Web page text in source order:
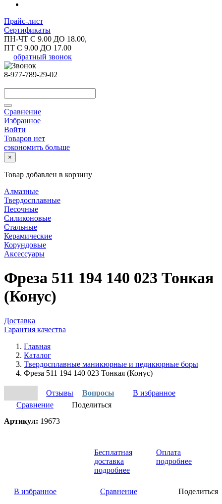
Прайс-лист
Сертификаты
ПН-ЧТ С 9.00 ДО 18.00,
ПТ С 9.00 ДО 17.00
обратный звонок
8-977-789-29-02
Сравнение
Избранное
Войти
Товаров нет
сэкономить больше
×
Товар добавлен в корзину
Алмазные
Твердосплавные
Песочные
Силиконовые
Стальные
Керамические
Корундовые
Аксессуары
Фреза 511 194 140 023 Тонкая
(Конус)
Доставка
Гарантия качества
Главная
Каталог
Твердосплавные маникюрные и педикюрные боры
Фреза 511 194 140 023 Тонкая (Конус)
Отзывы Вопросы
В избранное
Сравнение
Поделиться
Артикул: 19673
Бесплатная
доставка
подробнее
Оплата
подробнее
В избранное Сравнение Поделиться